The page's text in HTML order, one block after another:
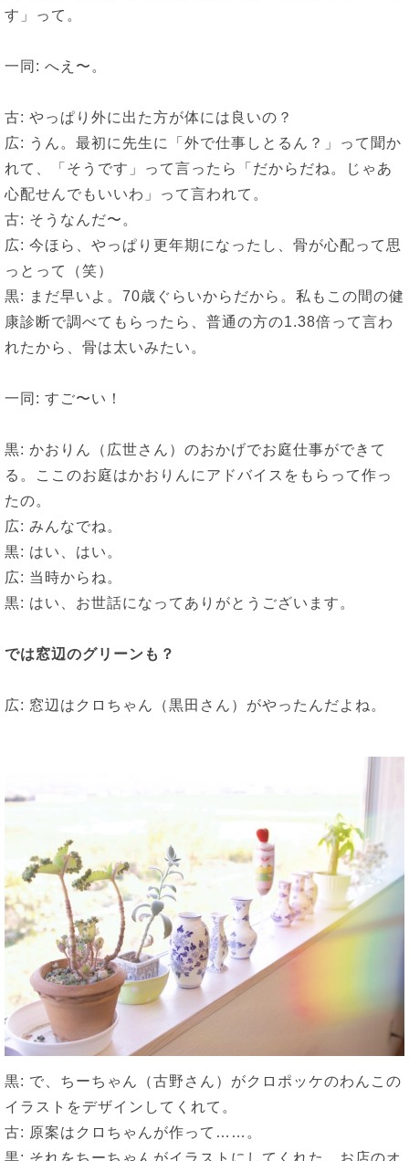
す」って。
一同: へえ〜。
古: やっぱり外に出た方が体には良いの？
広: うん。最初に先生に「外で仕事しとるん？」って聞か
れて、「そうです」って言ったら「だからだね。じゃあ
心配せんでもいいわ」って言われて。
古: そうなんだ〜。
広: 今ほら、やっぱり更年期になったし、骨が心配って思
っとって（笑）
黒: まだ早いよ。70歳ぐらいからだから。私もこの間の健
康診断で調べてもらったら、普通の方の1.38倍って言わ
れたから、骨は太いみたい。
一同: すご〜い！
黒: かおりん（広世さん）のおかげでお庭仕事ができて
る。ここのお庭はかおりんにアドバイスをもらって作っ
たの。
広: みんなでね。
黒: はい、はい。
広: 当時からね。
黒: はい、お世話になってありがとうございます。
では窓辺のグリーンも？
広: 窓辺はクロちゃん（黒田さん）がやったんだよね。
黒: で、ちーちゃん（古野さん）がクロポッケのわんこの
イラストをデザインしてくれて。
古: 原案はクロちゃんが作って……。
黒: それをちーちゃんがイラストにしてくれた。お店のオ